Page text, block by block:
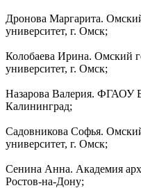
Дронова Маргарита.
университет, г. Омск;
Колобаева Ирина. Омский
университет, г. Омск;
Назарова Валерия.
Калининград;
Садовникова Софья.
университет, г. Омск;
Сенина Анна. Академия
Ростов-на-Дону;